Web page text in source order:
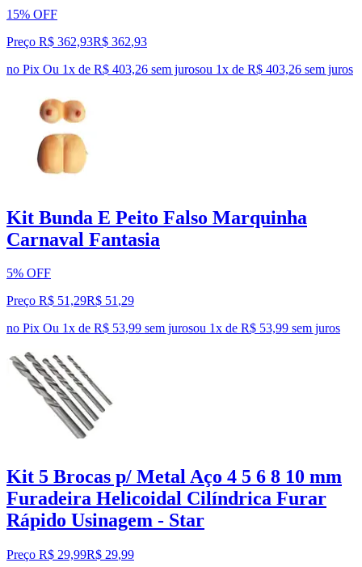
15% OFF
Preço R$ 362,93R$ 362,93
no Pix Ou 1x de R$ 403,26 sem jurosou 1x de R$ 403,26 sem juros
Kit Bunda E Peito Falso Marquinha
Carnaval Fantasia
5% OFF
Preço R$ 51,29R$ 51,29
no Pix Ou 1x de R$ 53,99 sem jurosou 1x de R$ 53,99 sem juros
Kit 5 Brocas p/ Metal Aço 4 5 6 8 10 mm
Furadeira Helicoidal Cilíndrica Furar
Rápido Usinagem - Star
Preço R$ 29,99R$ 29,99